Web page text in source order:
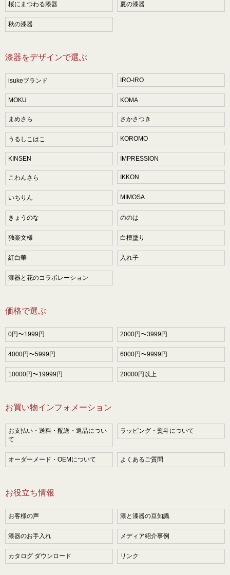
桜にまつわる漆器 夏の漆器
秋の漆器
漆器をデザインで選ぶ
isukeブランド IRO-IRO
MOKU KOMA
まめさら さかさつき
うるしこはこ KOROMO
KINSEN IMPRESSION
こわんさら IKKON
いちりん MIMOSA
きょうのな ののは
独楽文様 白檀塗り
紅白華 入れ子
漆器と花のコラボレーション
価格で選ぶ
0円〜1999円 2000円〜3999円
4000円〜5999円 6000円〜9999円
10000円〜19999円 20000円以上
お買い物インフォメーション
お支払い・送料・配送・返品につい
て
ラッピング・熨斗について
オーダーメード・OEMについて よくあるご質問
お役立ち情報
お客様の声 漆と漆器の豆知識
漆器のお手入れ メディア紹介事例
カタログ ダウンロード リンク